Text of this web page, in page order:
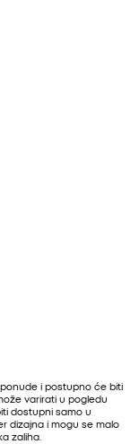
i postupno će biti
varirati u pogledu
dostupni samo u
dizajna i mogu se malo
zaliha.